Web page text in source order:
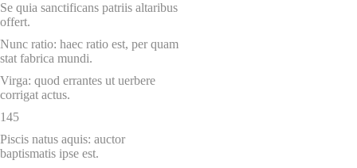
Se quia sanctificans patriis altaribus
offert.
Nunc ratio: haec ratio est, per quam
stat fabrica mundi.
Virga: quod errantes ut uerbere
corrigat actus.
145
Piscis natus aquis: auctor
baptismatis ipse est.